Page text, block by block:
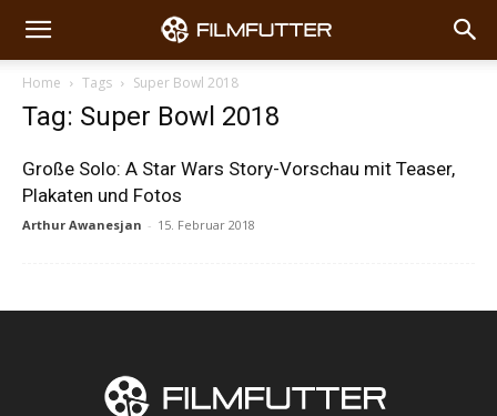
Home Tags Super Bowl 2018
Tag: Super Bowl 2018
Große Solo: A Star Wars Story-Vorschau mit Teaser,
Plakaten und Fotos
Arthur Awanesjan - 15. Februar 2018